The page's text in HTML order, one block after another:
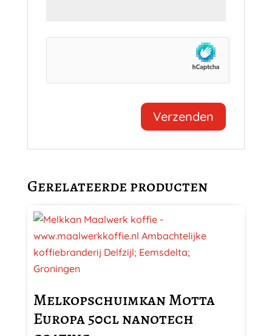
Gerelateerde producten
Melkopschuimkan Motta
Europa 50cl nanotech